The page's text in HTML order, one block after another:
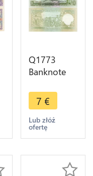
Q1773
Banknote
Pounds
1991 UNC -
> Make
offer
7 €
Lub złóż
ofertę